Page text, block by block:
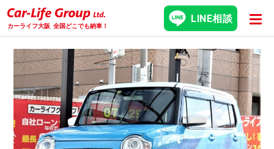
カーライフ大阪 全国どこでも納車！
LINE相談